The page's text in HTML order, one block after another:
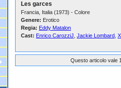
Les garces
Francia, Italia (1973) - Colore
Genere: Erotico
Regia: Eddy Matalon
Cast: Enrico CarozziJ Jackie Lombard
Questo articolo vale